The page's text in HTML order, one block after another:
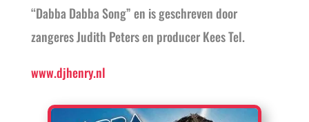
“Dabba Dabba Song” en is geschreven door
zangeres Judith Peters en producer Kees Tel.
www.djhenry.nl